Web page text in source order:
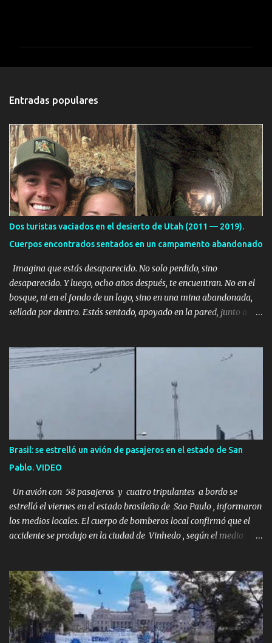
t
r
i
o
s
Entradas populares
Dos turistas vaciados en el desierto de Utah (2011 — 2019).
Cuerpos encontrados sentados en un campamento abandonado
Imagina que estás desaparecido. No solo perdido, sino
desaparecido. Y luego, ocho años después, te encuentran. No en el
bosque, ni en el fondo de un lago, sino en una mina abandonada,
sellada por dentro. Estás sentado, apoyado en la pared, junto a tu
una historia de monstruos de película. Esta es la historia real de
Sarah y Andrew. Es la historia de cómo un viaje de tres días al
desierto se convirtió en un misterio de ocho años, cuya respuesta
resultó ser más aterradora de lo que nadie podría haber
una pareja normal de Colorado. Ella tenía 26 años. Él, 28. No eran
aficionados a los deportes extremos ni expertos en supervivencia.
Eran simplemente dos personas que se amaban y querían pasar
un fin de semana lejos de la ciudad. Su plan era de lo más sencillo.
Tomar su viejo pero confiable auto, con...
Brasil: se estrelló un avión de pasajeros en el estado de San
Pablo. VIDEO
Un avión con 58 pasajeros y cuatro tripulantes a bordo se
estrelló el viernes en el estado brasileño de Sao Paulo , informaron
los medios locales. El cuerpo de bomberos local confirmó que el
accidente se produjo en la ciudad de Vinhedo , según el medio
una gran zona en llamas y humo saliendo de un aparente fuselaje
del avión. Otras imágenes de GloboNews mostraban un avión que
descendía verticalmente en espiral mientras que un usuario
compartió las llamas y la densa humareda negra que salían de la
nave, que se había estrellado a metros de su casa, entre los